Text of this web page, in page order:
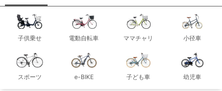
子供乗せ 電動自転車 ママチャリ 小径車
スポーツ e-BIKE 子ども車 幼児車